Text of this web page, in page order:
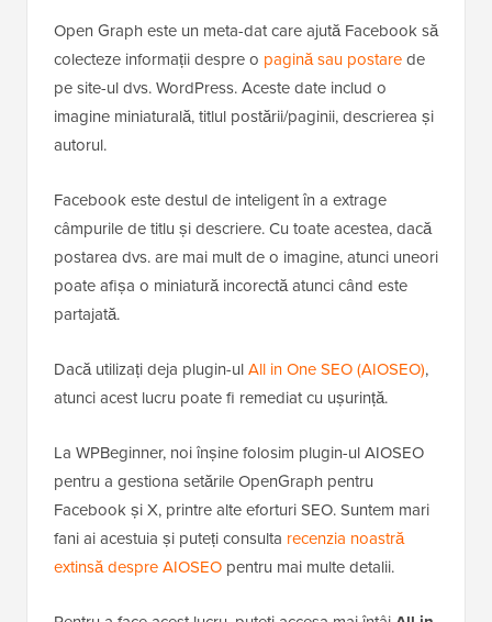
Open Graph este un meta-dat care ajută Facebook să
colecteze informații despre o pagină sau postarede
pe site-ul dvs. WordPress. Aceste date includ o
imagine miniaturală, titlul postării/paginii, descrierea și
autorul.
Facebook este destul de inteligent în a extrage
câmpurile de titlu și descriere. Cu toate acestea, dacă
postarea dvs. are mai mult de o imagine, atunci uneori
poate afișa o miniatură incorectă atunci când este
partajată.
Dacă utilizați deja plugin-ulAll in One SEO (AIOSEO),
atunci acest lucru poate fi remediat cu ușurință.
La WPBeginner, noi înșine folosim plugin-ul AIOSEO
pentru a gestiona setările OpenGraph pentru
Facebook și X, printre alte eforturi SEO. Suntem mari
fani ai acestuia și puteți consulta recenzia noastră
extinsă despre AIOSEO pentru mai multe detalii.